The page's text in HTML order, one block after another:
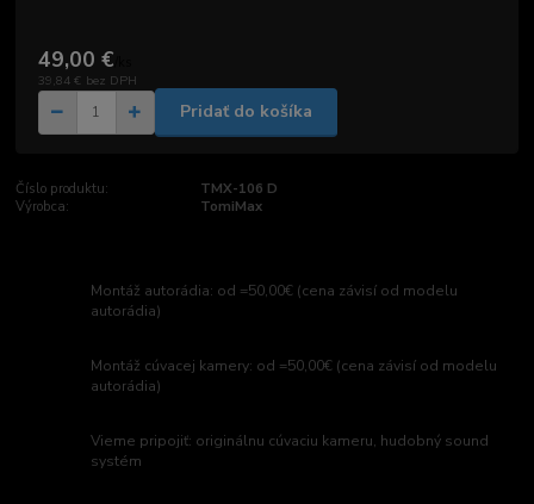
49,00 €
39,84 € bez DPH
Pridať do košíka
Číslo produktu:
TMX-106 D
Výrobca:
TomiMax
Montáž autorádia: od =50,00€ (cena závisí od modelu
autorádia)
Montáž cúvacej kamery: od =50,00€ (cena závisí od modelu
autorádia)
Vieme pripojiť: originálnu cúvaciu kameru, hudobný sound
systém